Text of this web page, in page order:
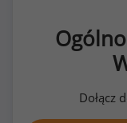
Dołącz